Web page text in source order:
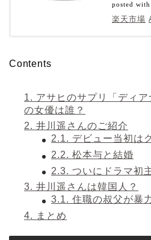
posted with
楽天市場
Contents
1. アサヒのサプリ「ディ
の女優は誰？
2. 井川遥さんのご紹介
2.1. デビュー当初は
2.2. 松本与と結婚
2.3. ついにドラマ初
3. 井川遥さんは韓国人？
3.1. 住職の叔父が暴
4. まとめ